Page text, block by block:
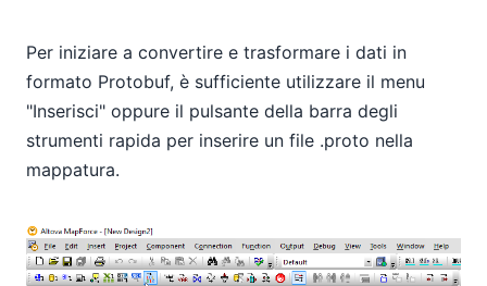
Per iniziare a convertire e trasformare i dati in
formato Protobuf, è sufficiente utilizzare il menu
"Inserisci" oppure il pulsante della barra degli
strumenti rapida per inserire un file .proto nella
mappatura.